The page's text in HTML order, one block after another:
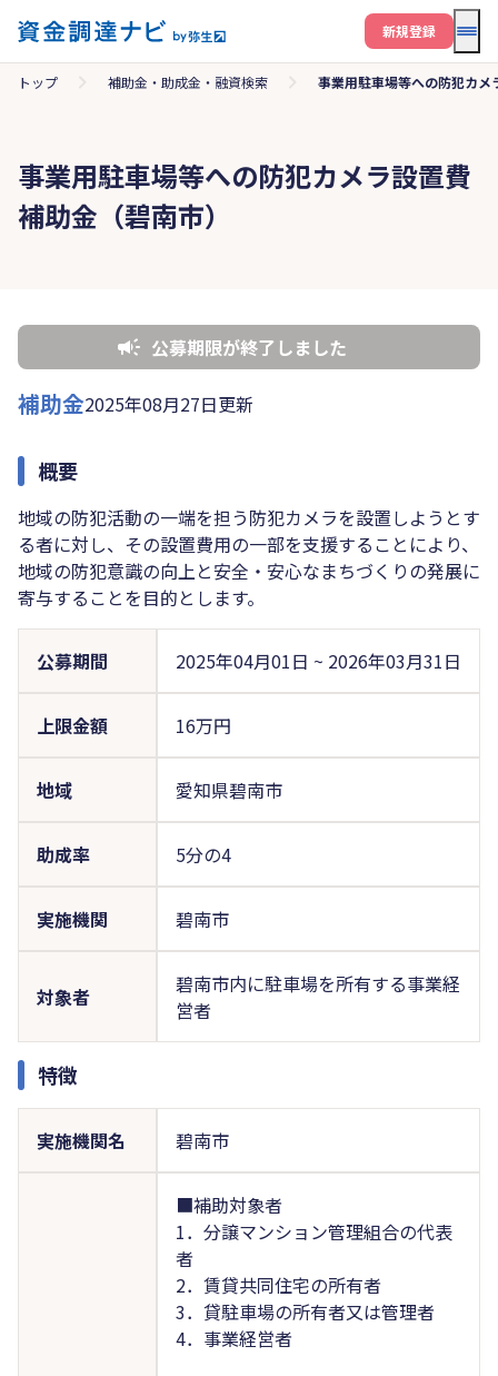
メ
新規登録
トップ 補助金・助成金・融資検索 事業用駐車場等への防犯カメ
事業用駐車場等への防犯カメラ設置費
補助金（碧南市）
公募期限が終了しました
補助金2025年08月27日更新
概要
地域の防犯活動の一端を担う防犯カメラを設置しようとす
る者に対し、その設置費用の一部を支援することにより、
地域の防犯意識の向上と安全・安心なまちづくりの発展に
寄与することを目的とします。
公募期間 2025年04月01日 ~ 2026年03月31日
上限金額 16万円
地域 愛知県碧南市
助成率 5分の4
実施機関 碧南市
対象者
碧南市内に駐車場を所有する事業経
営者
特徴
実施機関名 碧南市
■補助対象者
1．分譲マンション管理組合の代表
者
2．賃貸共同住宅の所有者
3．貸駐車場の所有者又は管理者
4．事業経営者